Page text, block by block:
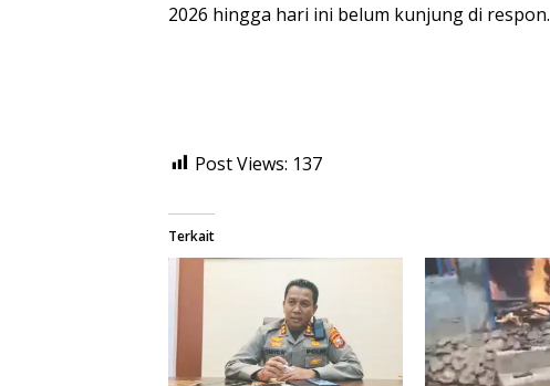
2026 hingga hari ini belum kunjung di respon.
Post Views: 137
Terkait